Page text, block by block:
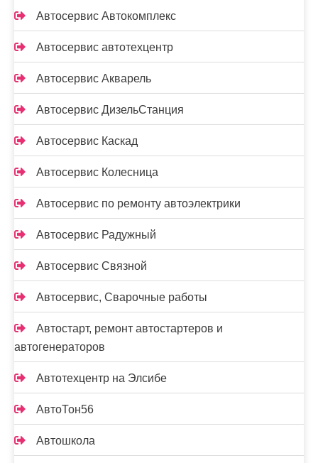
Автосервис Автокомплекс
Автосервис автотехцентр
Автосервис Акварель
Автосервис ДизельСтанция
Автосервис Каскад
Автосервис Колесница
Автосервис по ремонту автоэлектрики
Автосервис Радужный
Автосервис Связной
Автосервис, Сварочные работы
Автостарт, ремонт автостартеров и
автогенераторов
Автотехцентр на Элсибе
АвтоТон56
Автошкола